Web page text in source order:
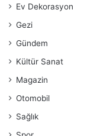
Ev Dekorasyon
Gezi
Gündem
Kültür Sanat
Magazin
Otomobil
Sağlık